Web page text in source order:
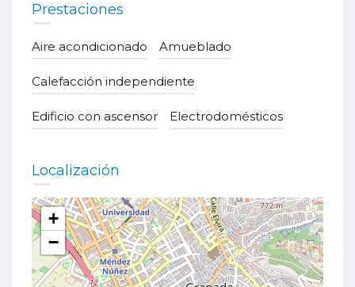
Prestaciones
Aire acondicionado Amueblado
Calefacción independiente
Edificio con ascensor Electrodomésticos
Localización
+
−